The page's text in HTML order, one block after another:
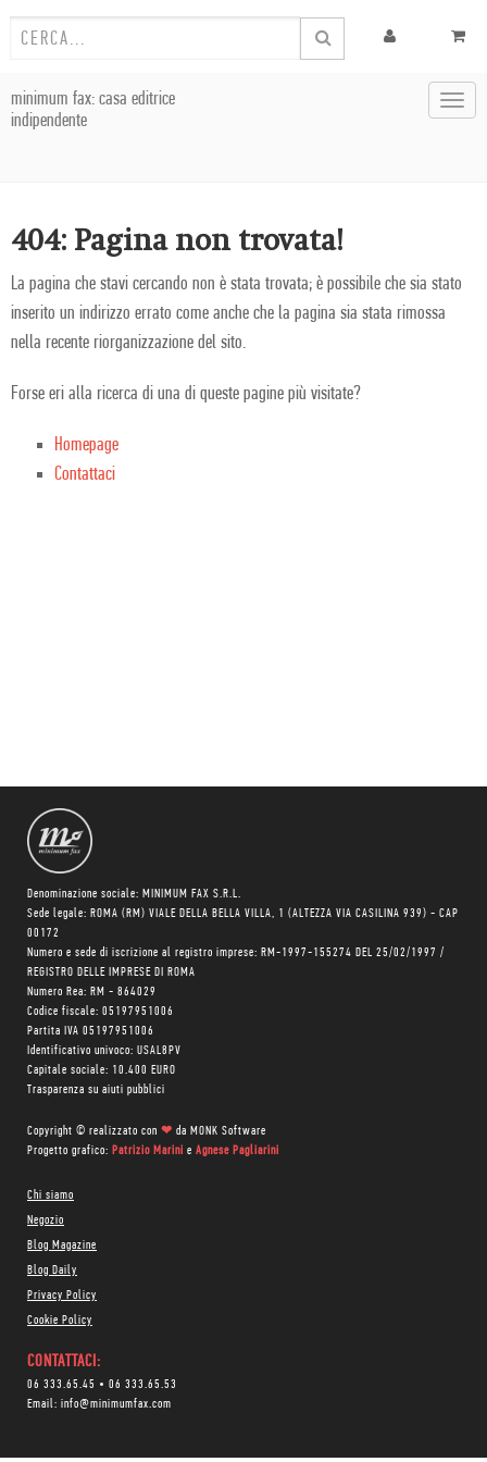
minimum fax: casa editrice
indipendente
404: Pagina non trovata!
La pagina che stavi cercando non è stata trovata; è possibile che sia stato
inserito un indirizzo errato come anche che la pagina sia stata rimossa
nella recente riorganizzazione del sito.
Forse eri alla ricerca di una di queste pagine più visitate?
Homepage
Contattaci
Denominazione sociale: MINIMUM FAX S.R.L.
Sede legale: ROMA (RM) VIALE DELLA BELLA VILLA, 1 (ALTEZZA VIA CASILINA 939) - CAP
00172
Numero e sede di iscrizione al registro imprese: RM-1997-155274 DEL 25/02/1997 /
REGISTRO DELLE IMPRESE DI ROMA
Numero Rea: RM - 864029
Codice fiscale: 05197951006
Partita IVA 05197951006
Identificativo univoco: USAL8PV
Capitale sociale: 10.400 EURO
Trasparenza su aiuti pubblici
Copyright © realizzato con ❤ da MONK Software
Progetto grafico: Patrizio Marini e Agnese Pagliarini
Chi siamo
Negozio
Blog Magazine
Blog Daily
Privacy Policy
Cookie Policy
CONTATTACI:
06 333.65.45 • 06 333.65.53
Email: info@minimumfax.com